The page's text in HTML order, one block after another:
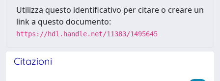
Utilizza questo identificativo per citare o creare un
link a questo documento:
https://hdl.handle.net/11383/1495645
Citazioni